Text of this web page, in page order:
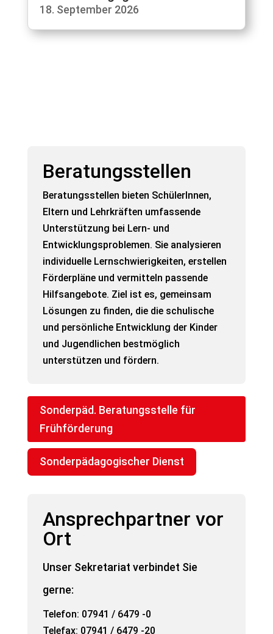
18. September 2026
Beratungsstellen
Beratungsstellen bieten SchülerInnen,
Eltern und Lehrkräften umfassende
Unterstützung bei Lern- und
Entwicklungsproblemen. Sie analysieren
individuelle Lernschwierigkeiten, erstellen
Förderpläne und vermitteln passende
Hilfsangebote. Ziel ist es, gemeinsam
Lösungen zu finden, die die schulische
und persönliche Entwicklung der Kinder
und Jugendlichen bestmöglich
unterstützen und fördern.
Sonderpäd. Beratungsstelle für
Frühförderung
Sonderpädagogischer Dienst
Ansprechpartner vor
Ort
Unser Sekretariat verbindet Sie
gerne:
Telefon: 07941 / 6479 -0
Telefax: 07941 / 6479 -20